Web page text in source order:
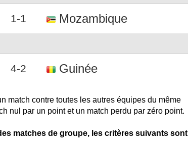
1-1 Mozambique
4-2 Guinée
match contre toutes les autres équipes du même
nul par un point et un match perdu par zéro point.
matches de groupe, les critères suivants sont